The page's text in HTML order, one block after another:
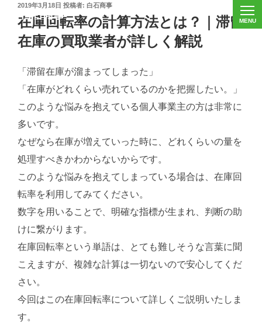
投
稿
日:
2019年3月18日 投稿者: 白石商事
在庫回転率の計算方法とは？｜滞留
在庫の買取業者が詳しく解説
「滞留在庫が溜まってしまった」
「在庫がどれくらい売れているのかを把握したい。」
このような悩みを抱えている個人事業主の方は非常に
多いです。
なぜなら在庫が増えていった時に、どれくらいの量を
処理すべきかわからないからです。
このような悩みを抱えてしまっている場合は、在庫回
転率を利用してみてください。
数字を用いることで、明確な指標が生まれ、判断の助
けに繋がります。
在庫回転率という単語は、とても難しそうな言葉に聞
こえますが、複雑な計算は一切ないので安心してくだ
さい。
今回はこの在庫回転率について詳しくご説明いたしま
す。